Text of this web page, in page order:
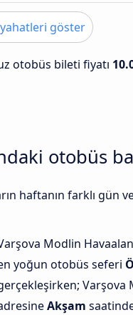
göster
otobüs bileti fiyatı
otobüs
haftanın farklı gün
Modlin
yoğun otobüs seferi
Varşova
Akşam